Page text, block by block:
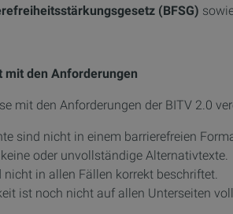
(BFSG)
mit den Anforderungen
mit den Anforderungen der BITV 2.0
sind nicht in einem barrierefreien
oder unvollständige Alternativtexte.
in allen Fällen korrekt beschriftet.
ist noch nicht auf allen Unterseiten